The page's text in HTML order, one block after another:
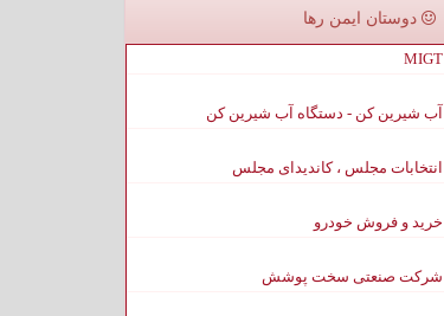
دوستان ایمن رها
MIGT
آب شیرین کن - دستگاه آب شیرین کن
انتخابات مجلس ، کاندیدای مجلس
خرید و فروش خودرو
شرکت صنعتی سخت پوشش